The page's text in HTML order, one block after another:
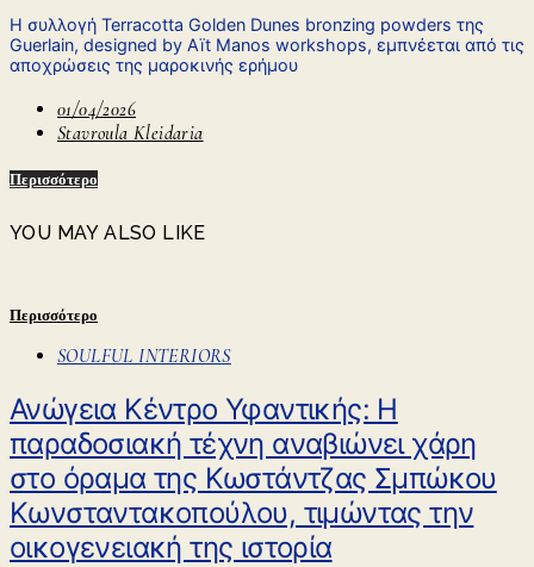
Η συλλογή Terracotta Golden Dunes bronzing powders της
Guerlain, designed by Aït Manos workshops, εμπνέεται από τις
αποχρώσεις της μαροκινής ερήμου
01/04/2026
Stavroula Kleidaria
Περισσότερο
YOU MAY ALSO LIKE
Περισσότερο
SOULFUL INTERIORS
Ανώγεια Κέντρο Υφαντικής: Η
παραδοσιακή τέχνη αναβιώνει χάρη
στο όραμα της Κωστάντζας Σμπώκου
Κωνσταντακοπούλου, τιμώντας την
οικογενειακή της ιστορία